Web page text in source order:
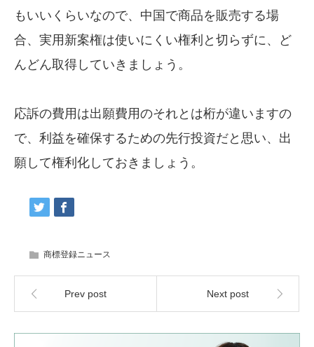
もいいくらいなので、中国で商品を販売する場
合、実用新案権は使いにくい権利と切らずに、ど
んどん取得していきましょう。
応訴の費用は出願費用のそれとは桁が違いますの
で、利益を確保するための先行投資だと思い、出
願して権利化しておきましょう。
商標登録ニュース
Prev post Next post